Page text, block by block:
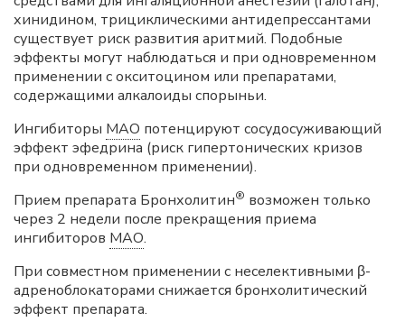
хинидином, трициклическими антидепрессантами
существует риск развития аритмий. Подобные
эффекты могут наблюдаться и при одновременном
применении с окситоцином или препаратами,
содержащими алкалоиды спорыньи.
Ингибиторы МАО потенцируют сосудосуживающий
эффект эфедрина (риск гипертонических кризов
при одновременном применении).
Прием препарата Бронхолитин® возможен только
через 2 недели после прекращения приема
ингибиторов МАО.
При совместном применении с неселективными β-
адреноблокаторами снижается бронхолитический
эффект препарата.